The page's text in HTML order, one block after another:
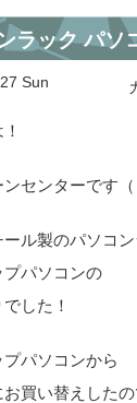
ラック パソ
Sun
センターです（
ル製のパソコン
プパソコンの
した！
パソコンから
お買い替えした